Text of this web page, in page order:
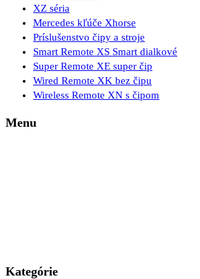
XZ séria
Mercedes kľúče Xhorse
Príslušenstvo čipy a stroje
Smart Remote XS Smart dialkové
Super Remote XE super čip
Wired Remote XK bez čipu
Wireless Remote XN s čipom
Menu
Kategórie